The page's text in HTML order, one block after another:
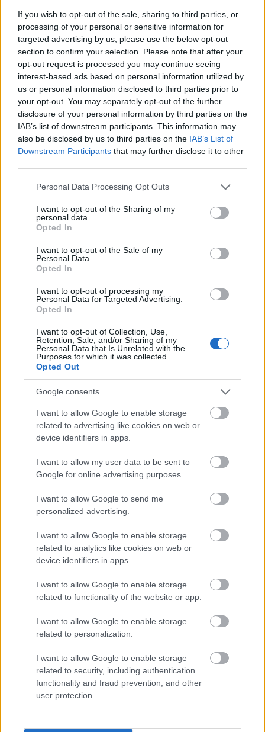
If you wish to opt-out of the sale, sharing to third parties, or
processing of your personal or sensitive information for
targeted advertising by us, please use the below opt-out
section to confirm your selection. Please note that after your
opt-out request is processed you may continue seeing
interest-based ads based on personal information utilized by
us or personal information disclosed to third parties prior to
your opt-out. You may separately opt-out of the further
disclosure of your personal information by third parties on the
IAB’s list of downstream participants. This information may
also be disclosed by us to third parties on the IAB’s List of
Downstream Participants that may further disclose it to other
Please note that this website/app uses one or more Google
not limited to your visit or usage behaviour. You may click to
grant or deny consent to Google and its third-party tags to
use your data for below specified purposes in below Google
consent section.
Personal Data Processing Opt Outs
I want to opt-out of the Sharing of my
personal data.
Opted In
I want to opt-out of the Sale of my
Personal Data.
Opted In
I want to opt-out of processing my
Personal Data for Targeted Advertising.
Opted In
I want to opt-out of Collection, Use,
Retention, Sale, and/or Sharing of my
Personal Data that Is Unrelated with the
Purposes for which it was collected.
Opted Out
Google consents
I want to allow Google to enable storage
related to advertising like cookies on web or
device identifiers in apps.
I want to allow my user data to be sent to
Google for online advertising purposes.
I want to allow Google to send me
personalized advertising.
I want to allow Google to enable storage
related to analytics like cookies on web or
device identifiers in apps.
I want to allow Google to enable storage
related to functionality of the website or app.
I want to allow Google to enable storage
related to personalization.
I want to allow Google to enable storage
related to security, including authentication
functionality and fraud prevention, and other
user protection.
Además, es el tercer mejor jugador de LaLiga en despejes y
el cuarto en interceptaciones totales, estadísticas que lo
hacen muy interesante en SofaScore dónde promedia 6.99.
Dimitri Foulquier (Granada, 1.200.000, 21 puntos)
El lateral derecho francés ha sido titular en 6 de las 9
jornadas, aunque se perdió las dos últimas por una lesión
muscular. Ya recuperado, debería volver a la titularidad en
la jornada 10 y más cuando su competencia en su posición,
Víctor Díaz, sigue de baja.
encuentros que ha jugado. Su valor es de 1,2 millones, bajo
para un futbolista que jugará con frecuencia.
rendimiento
esta temporada han disminuido su
producción. Repasamos a cinco
su rendimiento en puntos por
partido con respecto a la
temporada 2019/20 como
Fali Giménez (Cádiz, 1.540.000, 26 puntos)
El central valenciano ha sido titular en cinco de los últimos
aceptable con 24 puntos y una media de 4,8 puntos. No
tiene pinta de que Álvaro Cervera vaya a dejar de confiar en
él a corto plazo, por lo que puede ser una buena apuesta
para reforzar tu defensa.
Ximo Navarro (Alavés, 1.730.000, 30 puntos)
Ya recuperado de los problemas musculares que sufrió ante
titular en la jornada 10 tras jugar 7 partidos (6 de inicio) con
una media de 4,29 puntos por encuentro. Antes de su lesión
hizo cuatro «6» seguidos y estaba en racha. Tras un flojo
2019/20, parece que vuelve a ser ese jugador fiable de la
Ganadores valor mercado (06/11-13/11): Oyarzabal,
perdió 17 millones de euros en